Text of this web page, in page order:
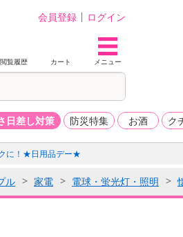
会員登録 ログイン
閲覧履歴 カート メニュー
日差し対策 防災特集 お酒 ク
に！★日用品デー★
ル 家電 電球・蛍光灯・照明